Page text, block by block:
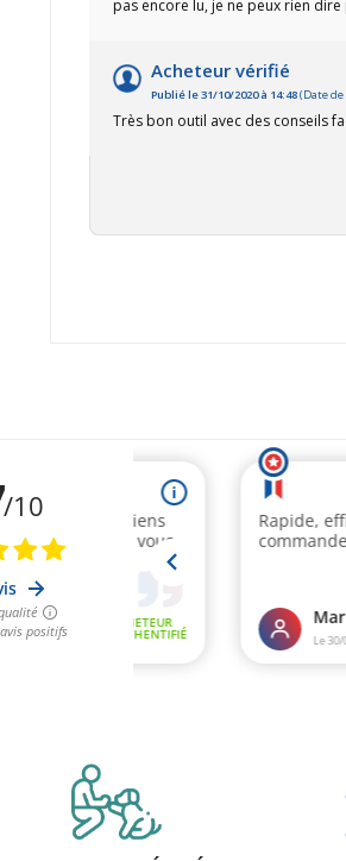
pas encore lu, je ne peux rien
Acheteur vérifié
Publié le 31/10/2020 à 14:48(Date de
Très bon outil avec des conseils